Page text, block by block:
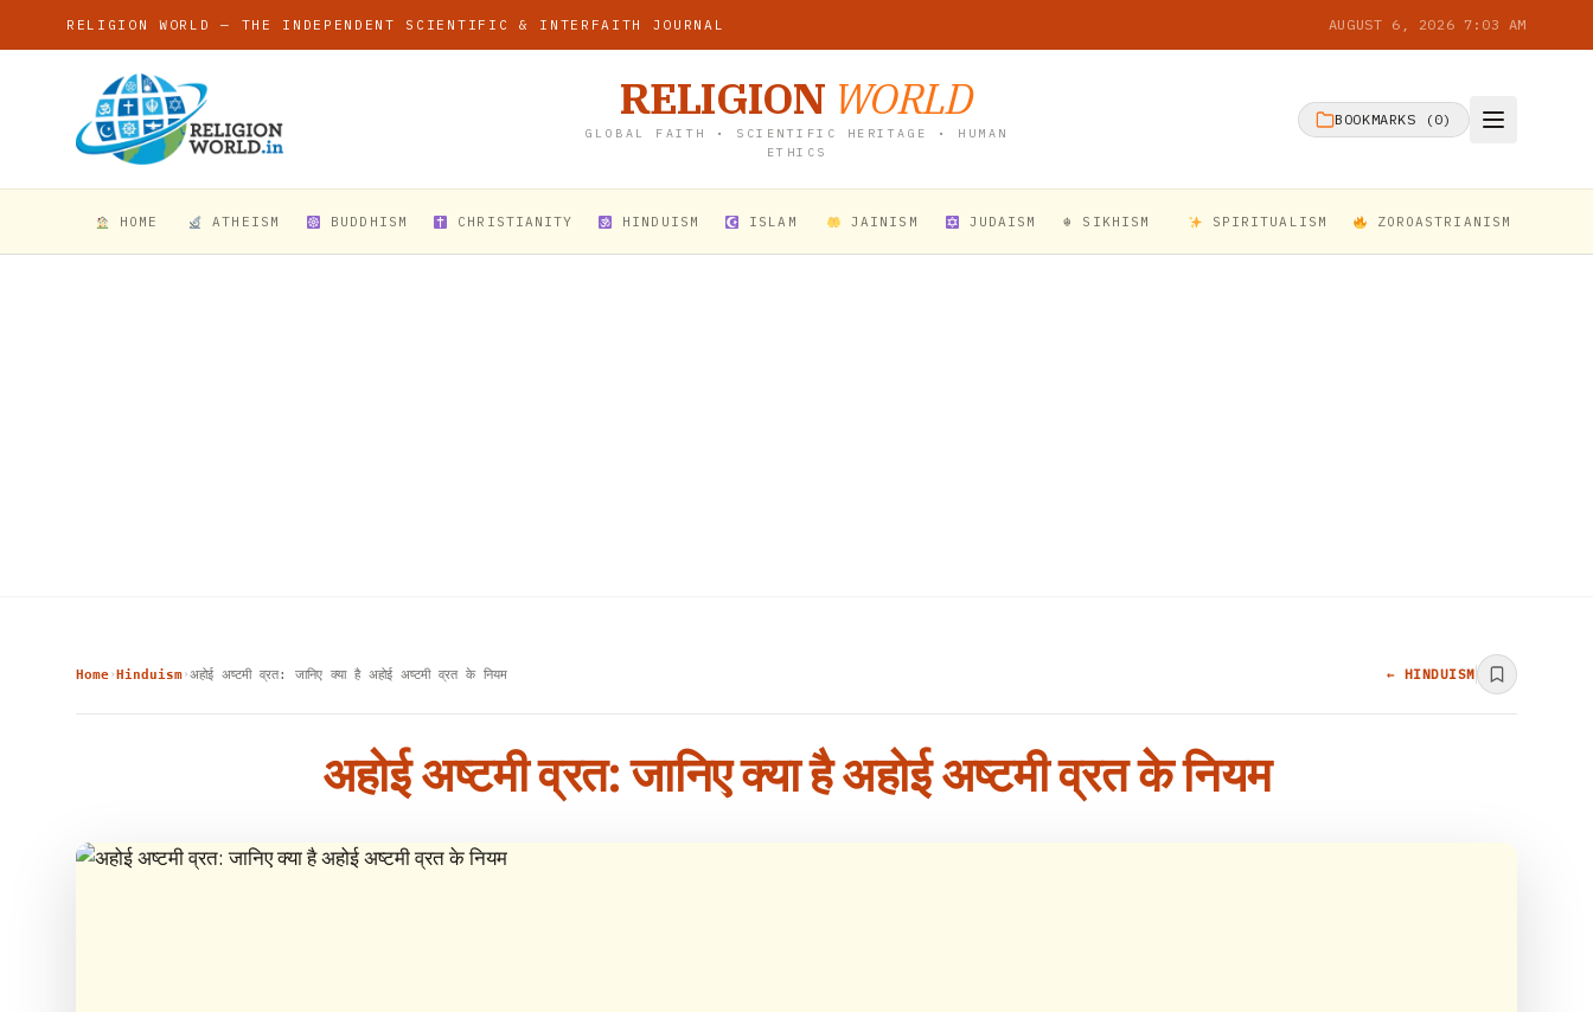
RELIGION WORLD — THE INDEPENDENT SCIENTIFIC & INTERFAITH JOURNAL AUGUST 6, 2026 7:03 AM
RELIGION WORLD
GLOBAL FAITH • SCIENTIFIC HERITAGE • HUMAN
ETHICS
BOOKMARKS ( 0)
HOME ATHEISM BUDDHISM CHRISTIANITY HINDUISM ISLAM JAINISM JUDAISM ☬ SIKHISM SPIRITUALISM ZOROASTRIANISM
Home›Hinduism›अहोई अष्टमी व्रत: जानिए क्या है अहोई अष्टमी व्रत के नियम ← HINDUISM
अहोई अष्टमी व्रत: जानिए क्या है अहोई अष्टमी व्रत के नियम